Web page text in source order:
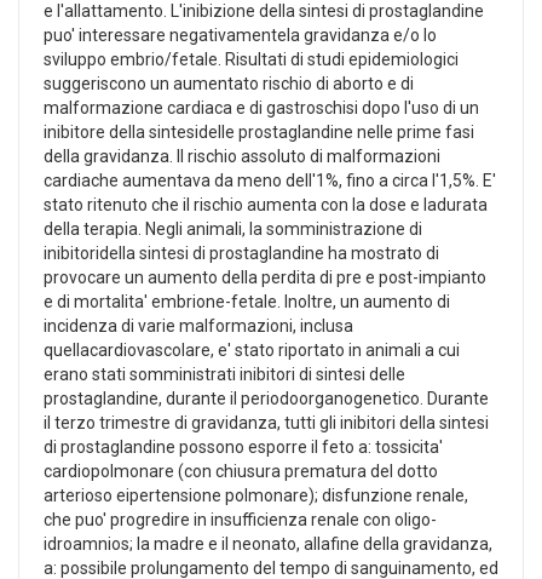
e l'allattamento. L'inibizione della sintesi di prostaglandine
puo' interessare negativamentela gravidanza e/o lo
sviluppo embrio/fetale. Risultati di studi epidemiologici
suggeriscono un aumentato rischio di aborto e di
malformazione cardiaca e di gastroschisi dopo l'uso di un
inibitore della sintesidelle prostaglandine nelle prime fasi
della gravidanza. Il rischio assoluto di malformazioni
cardiache aumentava da meno dell'1%, fino a circa l'1,5%. E'
stato ritenuto che il rischio aumenta con la dose e ladurata
della terapia. Negli animali, la somministrazione di
inibitoridella sintesi di prostaglandine ha mostrato di
provocare un aumento della perdita di pre e post-impianto
e di mortalita' embrione-fetale. Inoltre, un aumento di
incidenza di varie malformazioni, inclusa
quellacardiovascolare, e' stato riportato in animali a cui
erano stati somministrati inibitori di sintesi delle
prostaglandine, durante il periodoorganogenetico. Durante
il terzo trimestre di gravidanza, tutti gli inibitori della sintesi
di prostaglandine possono esporre il feto a: tossicita'
cardiopolmonare (con chiusura prematura del dotto
arterioso eipertensione polmonare); disfunzione renale,
che puo' progredire in insufficienza renale con oligo-
idroamnios; la madre e il neonato, allafine della gravidanza,
a: possibile prolungamento del tempo di sanguinamento, ed